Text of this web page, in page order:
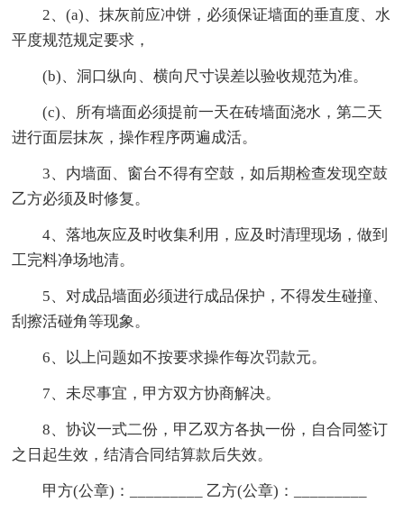
2、(a)、抹灰前应冲饼，必须保证墙面的垂直度、水
平度规范规定要求，
(b)、洞口纵向、横向尺寸误差以验收规范为准。
(c)、所有墙面必须提前一天在砖墙面浇水，第二天
进行面层抹灰，操作程序两遍成活。
3、内墙面、窗台不得有空鼓，如后期检查发现空鼓
乙方必须及时修复。
4、落地灰应及时收集利用，应及时清理现场，做到
工完料净场地清。
5、对成品墙面必须进行成品保护，不得发生碰撞、
刮擦活碰角等现象。
6、以上问题如不按要求操作每次罚款元。
7、未尽事宜，甲方双方协商解决。
8、协议一式二份，甲乙双方各执一份，自合同签订
之日起生效，结清合同结算款后失效。
甲方(公章)：_________ 乙方(公章)：_________